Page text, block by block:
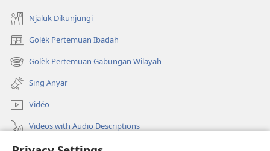
Njaluk Dikunjungi
Golèk Pertemuan Ibadah
(opens
new
window)
Golèk Pertemuan Gabungan Wilayah
(opens
new
window)
Sing Anyar
Vidéo
Videos with Audio Descriptions
Golèk JW.ORG